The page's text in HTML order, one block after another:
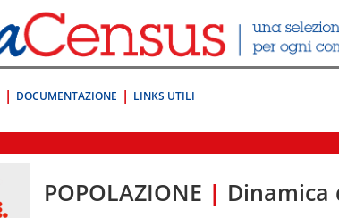
DOCUMENTAZIONE LINKS UTILI
POPOLAZIONE |